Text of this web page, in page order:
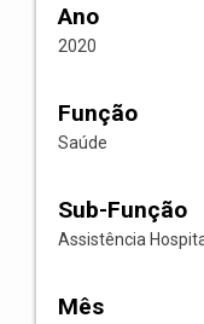
Ano
2020
Função
Saúde
Sub-Função
Assistência
Mês